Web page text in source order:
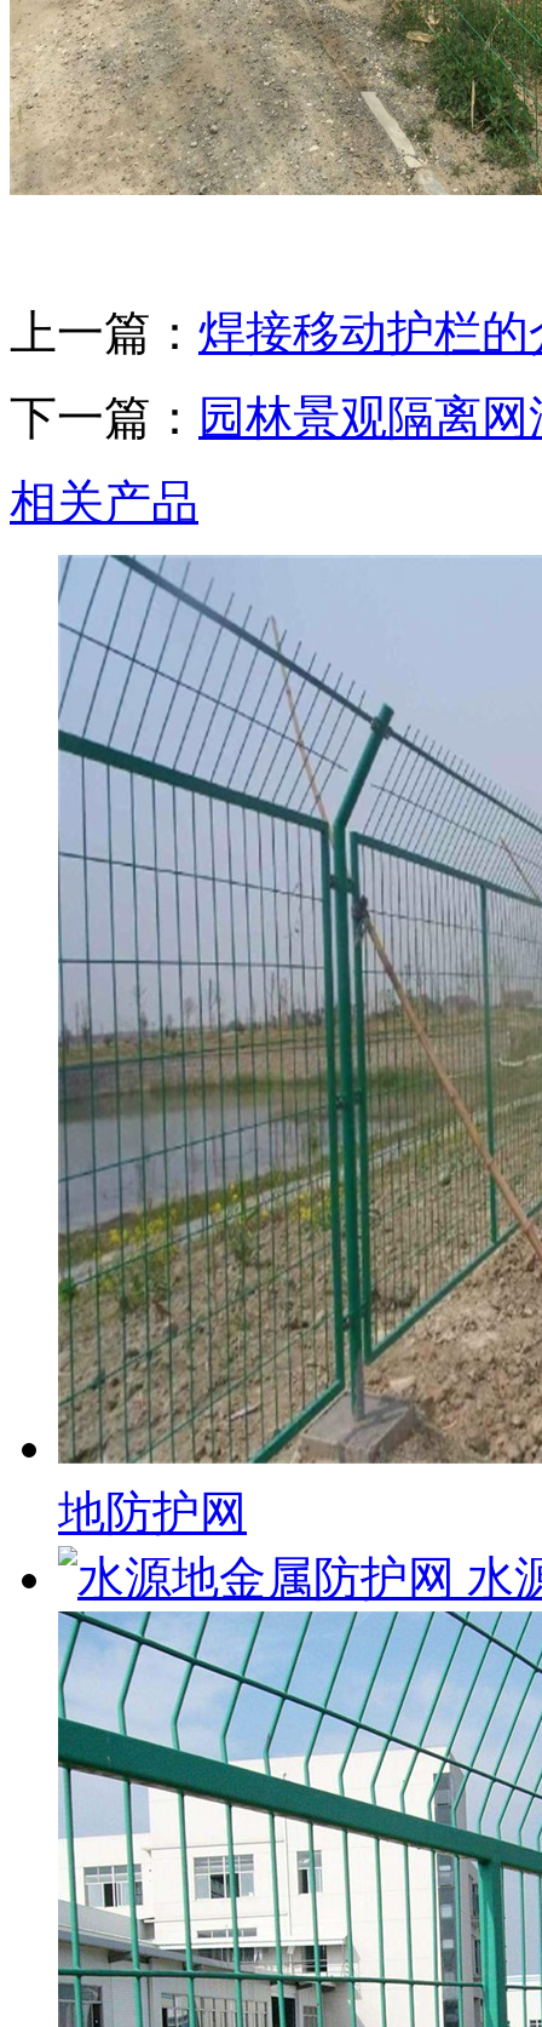
上一篇： 焊接移动护栏的
下一篇： 园林景观隔离
相关产品
地防护网
水